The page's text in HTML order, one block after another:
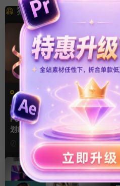
猜你喜欢
FCPX转场
光效
复古风
支持Intel+M芯片
FCPX转场插件 15组光效胶片
划痕复古视频过渡
19小时前